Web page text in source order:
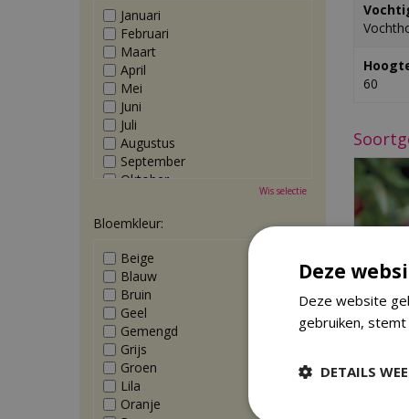
60
Januari
Februari
Maart
April
Mei
Juni
Juli
Augustus
September
Oktober
December
Wis selectie
Bloemkleur:
Beige
Blauw
Bruin
Geel
Gemengd
Grijs
Groen
Lila
Oranje
Deze
Deze website
gebruiken,
DETAILS